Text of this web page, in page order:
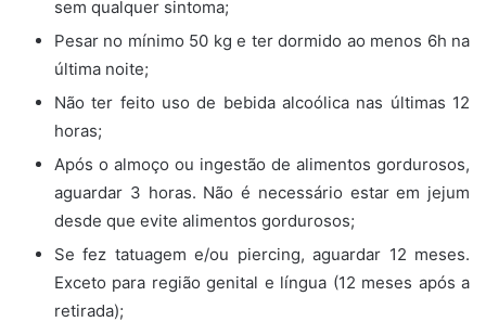
sem qualquer sintoma;
Pesar no mínimo 50 kg e ter dormido ao menos 6h na
última noite;
Não ter feito uso de bebida alcoólica nas últimas 12
horas;
Após o almoço ou ingestão de alimentos gordurosos,
aguardar 3 horas. Não é necessário estar em jejum
desde que evite alimentos gordurosos;
Se fez tatuagem e/ou piercing, aguardar 12 meses.
Exceto para região genital e língua (12 meses após a
retirada);